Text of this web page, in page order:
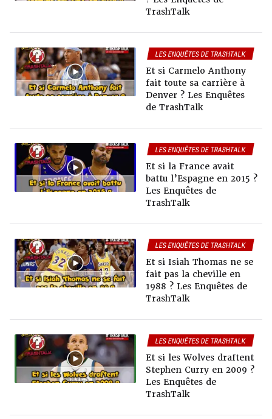
TrashTalk
LES ENQUÊTES DE TRASHTALK
Et si Carmelo Anthony
fait toute sa carrière à
Denver ? Les Enquêtes
de TrashTalk
LES ENQUÊTES DE TRASHTALK
Et si la France avait
battu l’Espagne en 2015 ?
Les Enquêtes de
TrashTalk
LES ENQUÊTES DE TRASHTALK
Et si Isiah Thomas ne se
fait pas la cheville en
1988 ? Les Enquêtes de
TrashTalk
LES ENQUÊTES DE TRASHTALK
Et si les Wolves draftent
Stephen Curry en 2009 ?
Les Enquêtes de
TrashTalk